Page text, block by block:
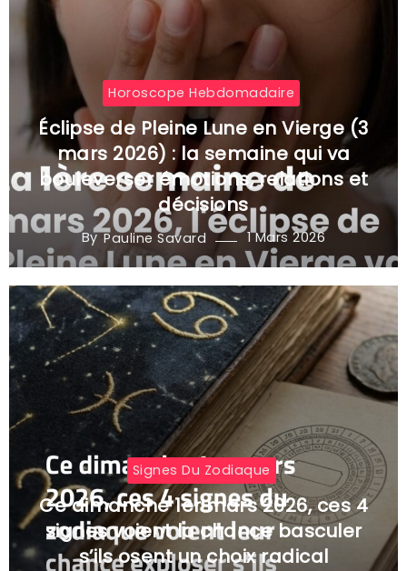
Horoscope Hebdomadaire
Éclipse de Pleine Lune en Vierge (3
mars 2026) : la semaine qui va
bouleverser émotions, relations et
décisions
By Pauline Savard 1 Mars 2026
Signes Du Zodiaque
Ce dimanche 1er mars 2026, ces 4
signes voient la chance basculer
s’ils osent un choix radical